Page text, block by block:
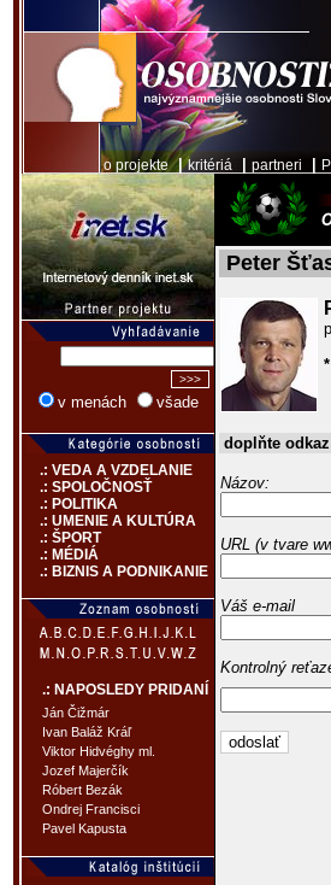
o projekte|kritériá partneri
v menách všade
.: VEDA A VZDELANIE
.: SPOLOČNOSŤ
.: POLITIKA
.: UMENIE A KULTÚRA
.: ŠPORT
.: MÉDIÁ
.: BIZNIS A PODNIKANIE
.: NAPOSLEDY PRIDANÍ
Ján Čižmár
Ivan Baláž Kráľ
Viktor Hidvéghy ml.
Jozef Majerčík
Róbert Bezák
Ondrej Francisci
Pavel Kapusta
Peter
*
doplňte odkaz
Názov:
URL (v tvare
Váš e-mail
Kontrolný